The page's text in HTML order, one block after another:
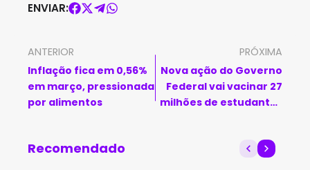
ENVIAR:
ANTERIOR
Inflação fica em 0,56%
em março, pressionada
por alimentos
PRÓXIMA
Nova ação do Governo
Federal vai vacinar 27
milhões de estudantes
Recomendado